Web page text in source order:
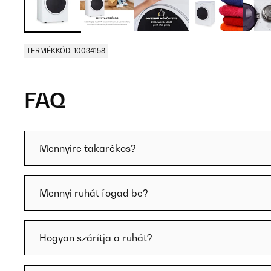
TERMÉKKÓD: 10034158
FAQ
Mennyire takarékos?
Mennyi ruhát fogad be?
Hogyan szárítja a ruhát?